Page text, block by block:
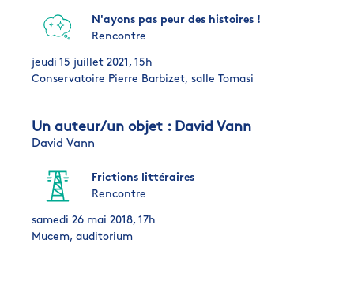
N'ayons pas peur des histoires !
Rencontre
jeudi 15 juillet 2021, 15h
Conservatoire Pierre Barbizet, salle Tomasi
Un auteur/un objet : David Vann
David Vann
Frictions littéraires
Rencontre
samedi 26 mai 2018, 17h
Mucem, auditorium